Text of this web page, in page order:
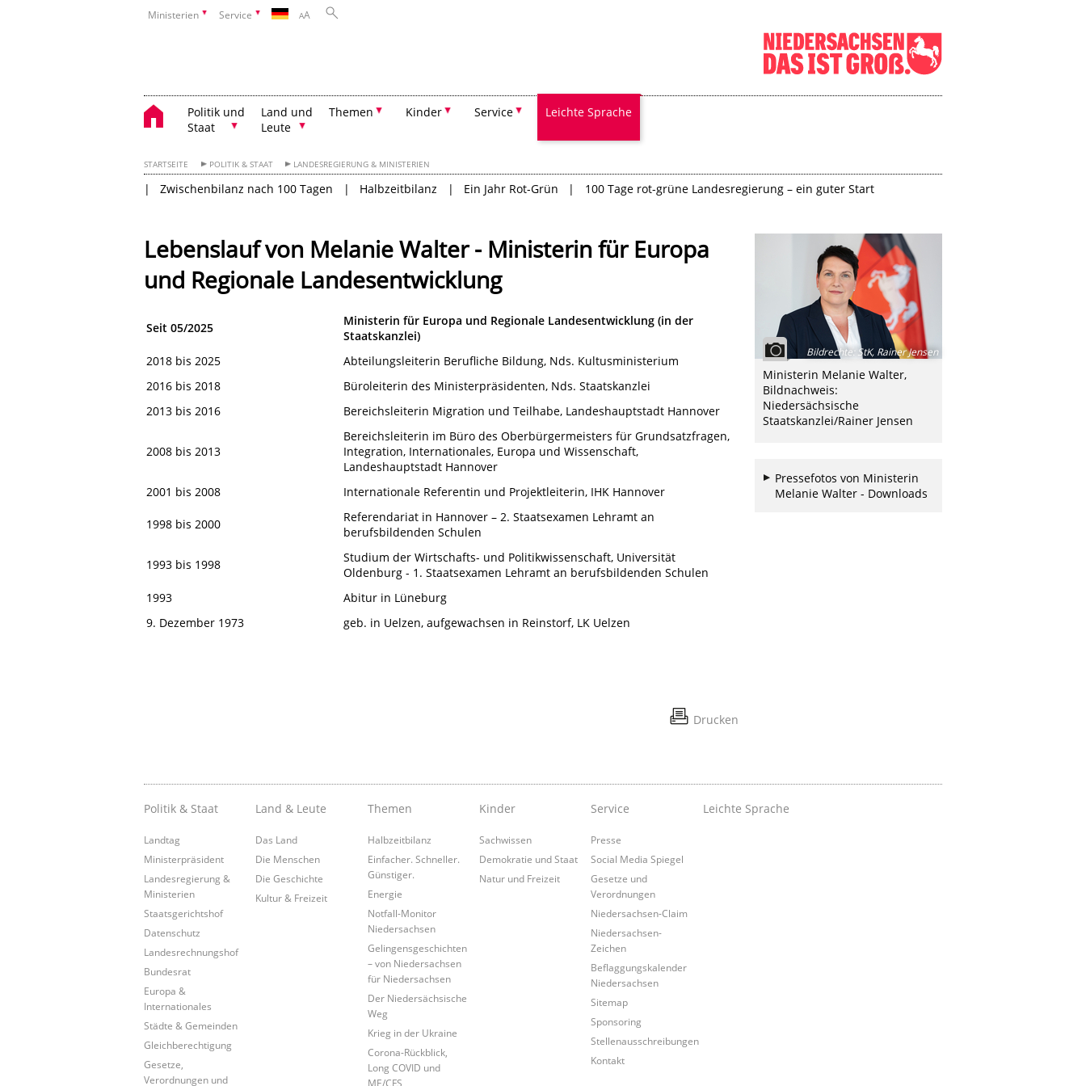
Ministerien Service AA
Politik und
Staat
Land und
Leute
Themen Kinder Service Leichte Sprache
STARTSEITE POLITIK & STAAT LANDESREGIERUNG & MINISTERIEN
Zwischenbilanz nach 100 Tagen Halbzeitbilanz Ein Jahr Rot-Grün 100 Tage rot-grüne Landesregierung – ein guter Start
Lebenslauf von Melanie Walter - Ministerin für Europa
und Regionale Landesentwicklung
Seit 05/2025
Ministerin für Europa und Regionale Landesentwicklung (in der
Staatskanzlei)
2018 bis 2025
Abteilungsleiterin Berufliche Bildung, Nds. Kultusministerium
2016 bis 2018
Büroleiterin des Ministerpräsidenten, Nds. Staatskanzlei
2013 bis 2016
Bereichsleiterin Migration und Teilhabe, Landeshauptstadt Hannover
2008 bis 2013
Bereichsleiterin im Büro des Oberbürgermeisters für Grundsatzfragen,
Integration, Internationales, Europa und Wissenschaft,
Landeshauptstadt Hannover
2001 bis 2008
Internationale Referentin und Projektleiterin, IHK Hannover
1998 bis 2000
Referendariat in Hannover – 2. Staatsexamen Lehramt an
berufsbildenden Schulen
1993 bis 1998
Studium der Wirtschafts- und Politikwissenschaft, Universität
Oldenburg - 1. Staatsexamen Lehramt an berufsbildenden Schulen
1993
Abitur in Lüneburg
9. Dezember 1973
geb. in Uelzen, aufgewachsen in Reinstorf, LK Uelzen
Drucken
Bildrechte: StK, Rainer Jensen
Ministerin Melanie Walter,
Bildnachweis:
Niedersächsische
Staatskanzlei/Rainer Jensen
Pressefotos von Ministerin
Melanie Walter - Downloads
Politik & Staat
Landtag
Ministerpräsident
Landesregierung &
Ministerien
Staatsgerichtshof
Datenschutz
Landesrechnungshof
Bundesrat
Europa &
Internationales
Städte & Gemeinden
Gleichberechtigung
Gesetze,
Verordnungen und
Land & Leute
Das Land
Die Menschen
Die Geschichte
Kultur & Freizeit
Themen
Halbzeitbilanz
Einfacher. Schneller.
Günstiger.
Energie
Notfall-Monitor
Niedersachsen
Gelingensgeschichten
– von Niedersachsen
für Niedersachsen
Der Niedersächsische
Weg
Krieg in der Ukraine
Corona-Rückblick,
Long COVID und
ME/CFS
Kinder
Sachwissen
Demokratie und Staat
Natur und Freizeit
Service
Presse
Social Media Spiegel
Gesetze und
Verordnungen
Niedersachsen-Claim
Niedersachsen-
Zeichen
Beflaggungskalender
Niedersachsen
Sitemap
Sponsoring
Stellenausschreibungen
Kontakt
Leichte Sprache